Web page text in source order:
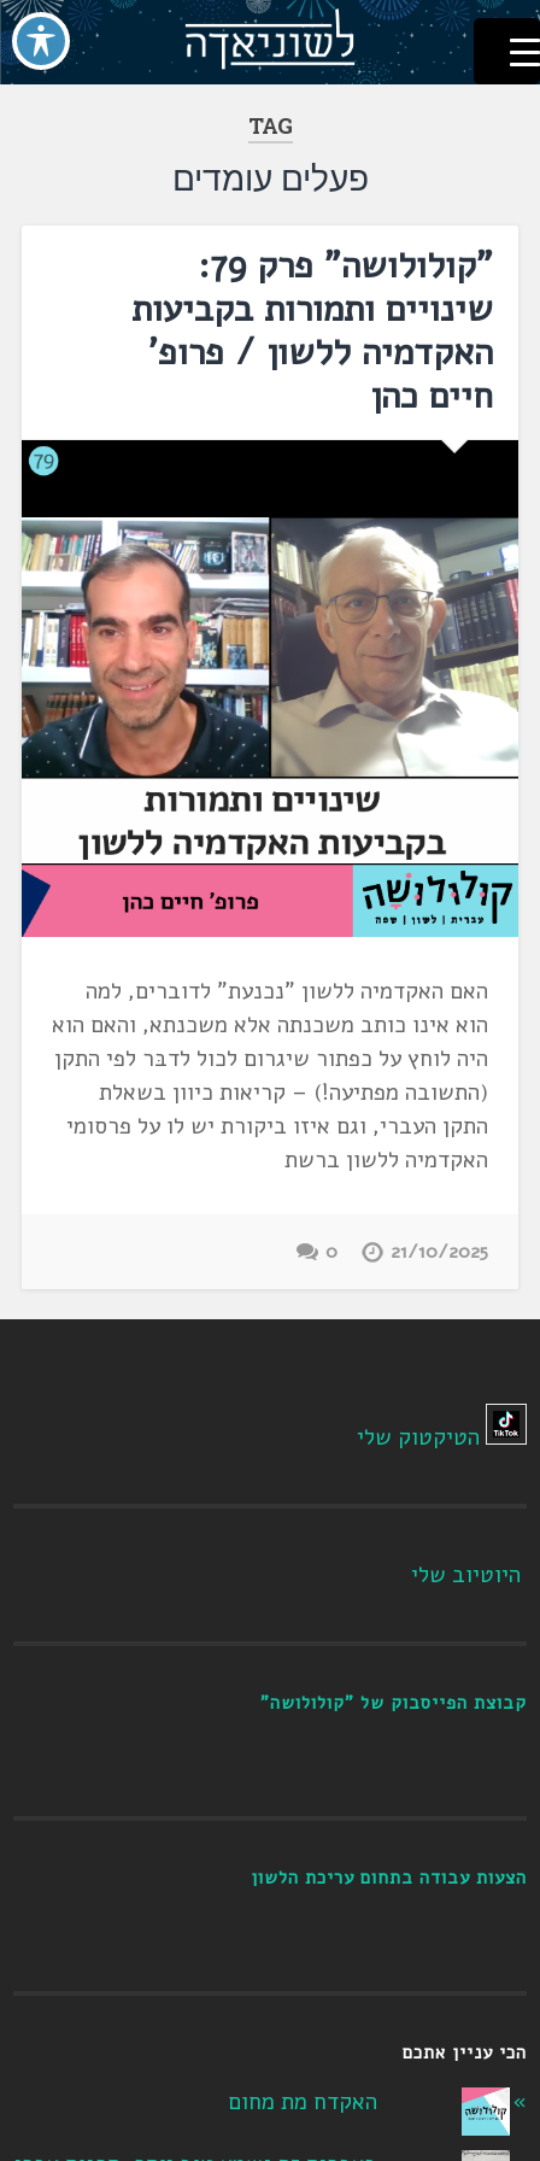
דלג
לתוכן
לשוניאדה
עברית. לשון. שפה
TAG
פעלים עומדים
"קולולושה" פרק 79:
שינויים ותמורות בקביעות
האקדמיה ללשון / פרופ'
חיים כהן
האם האקדמיה ללשון "נכנעת" לדוברים, למה
הוא אינו כותב משכנתה אלא משכנתא, והאם הוא
היה לוחץ על כפתור שיגרום לכול לדבּר לפי התקן
(התשובה מפתיעה!) – קריאות כיוון בשאלת
התקן העברי, וגם איזו ביקורת יש לו על פרסומי
האקדמיה ללשון ברשת
21/10/2025
0
הטיקטוק שלי
היוטיוב שלי
קבוצת הפייסבוק של "קולולושה"
הצעות עבודה בתחום עריכת הלשון
הכי עניין אתכם
האקדח מת מחום